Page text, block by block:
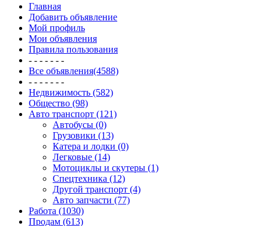
Главная
Добавить объявление
Мой профиль
Мои объявления
Правила пользования
- - - - - - -
Все объявления(4588)
- - - - - - -
Недвижимость (582)
Общество (98)
Авто транспорт (121)
Автобусы (0)
Грузовики (13)
Катера и лодки (0)
Легковые (14)
Мотоциклы и скутеры (1)
Спецтехника (12)
Другой транспорт (4)
Авто запчасти (77)
Работа (1030)
Продам (613)